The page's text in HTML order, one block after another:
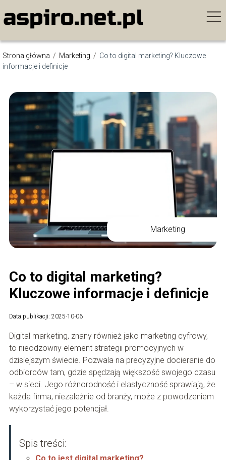
Strona główna / Marketing / Co to digital marketing? Kluczowe
informacje i definicje
Marketing
Co to digital marketing?
Kluczowe informacje i definicje
Data publikacji: 2025-10-06
Digital marketing, znany również jako marketing cyfrowy,
to nieodzowny element strategii promocyjnych w
dzisiejszym świecie. Pozwala na precyzyjne docieranie do
odbiorców tam, gdzie spędzają większość swojego czasu
– w sieci. Jego różnorodność i elastyczność sprawiają, że
każda firma, niezależnie od branży, może z powodzeniem
wykorzystać jego potencjał.
Spis treści: